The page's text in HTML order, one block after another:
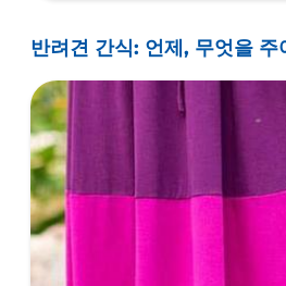
반려견 간식: 언제, 무엇을 주